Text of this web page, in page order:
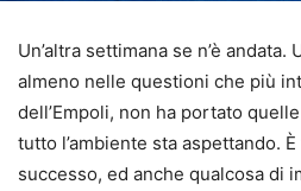
Un’altra settimana se n’è andata.
almeno nelle questioni che più
dell’Empoli, non ha portato
tutto l’ambiente sta aspettando.
successo, ed anche qualcosa di